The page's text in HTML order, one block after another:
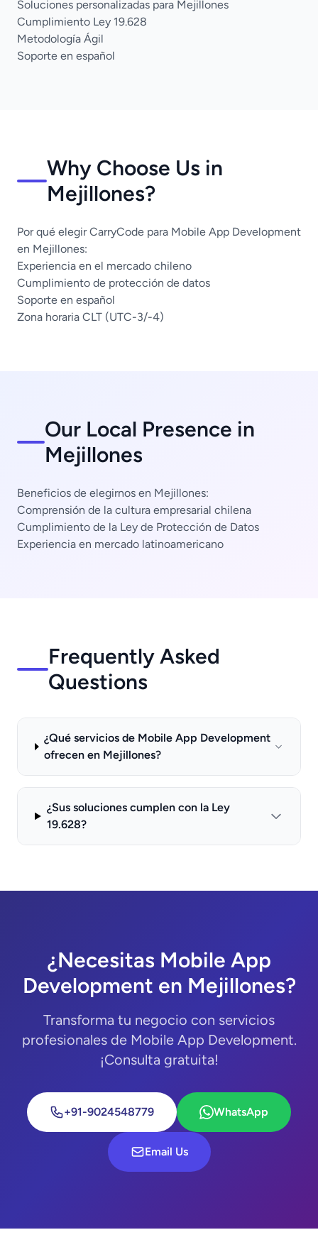
Soluciones personalizadas para Mejillones
Cumplimiento Ley 19.628
Metodología Ágil
Soporte en español
Why Choose Us in
Mejillones?
Por qué elegir CarryCode para Mobile App Development
en Mejillones:
Experiencia en el mercado chileno
Cumplimiento de protección de datos
Soporte en español
Zona horaria CLT (UTC-3/-4)
Our Local Presence in
Mejillones
Beneficios de elegirnos en Mejillones:
Comprensión de la cultura empresarial chilena
Cumplimiento de la Ley de Protección de Datos
Experiencia en mercado latinoamericano
Frequently Asked
Questions
¿Qué servicios de Mobile App Development
ofrecen en Mejillones?
¿Sus soluciones cumplen con la Ley
19.628?
¿Necesitas Mobile App
Development en Mejillones?
Transforma tu negocio con servicios
profesionales de Mobile App Development.
¡Consulta gratuita!
+91-9024548779 WhatsApp
Email Us